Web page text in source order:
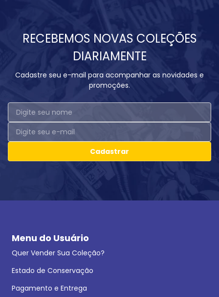
RECEBEMOS NOVAS COLEÇÕES
DIARIAMENTE
Cadastre seu e-mail para acompanhar as novidades e
promoções.
Cadastrar
Menu do Usuário
Quer Vender Sua Coleção?
Estado de Conservação
Pagamento e Entrega